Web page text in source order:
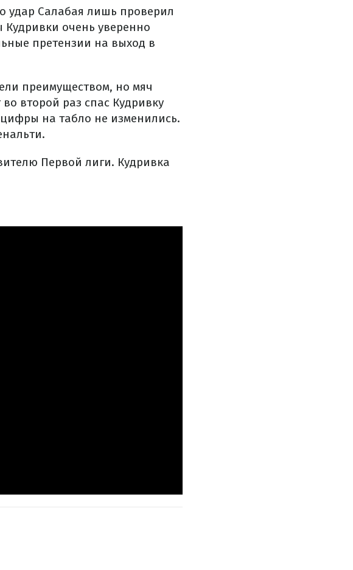
удар Салабая лишь проверил
очень уверенно
претензии на выход в
преимуществом, но мяч
второй раз спас Кудривку
на табло не изменились.
Первой лиги. Кудривка